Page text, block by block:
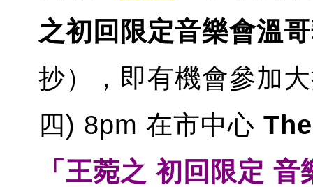
之初回限定音樂會溫
抄），即有機會參加
四) 8pm 在市中心
「王菀之 初回限定